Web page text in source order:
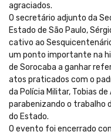
agraciados.
O secretário adjunto da
Estado de São Paulo,
cativo ao
um ponto importante na
de Sorocaba a ganhar
atos praticados com o
da Polícia Militar, Tobias
parabenizando o trabalho
do Estado.
O evento foi encerrado